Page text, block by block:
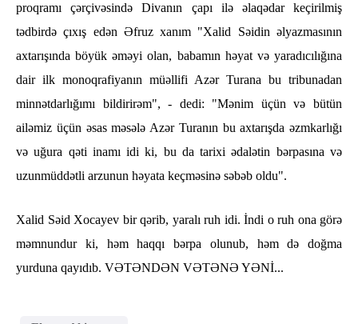
proqramı çərçivəsində Divanın çapı ilə əlaqədar keçirilmiş
tədbirdə çıxış edən Əfruz xanım "Xalid Səidin əlyazmasının
axtarışında böyük əməyi olan, babamın həyat və yaradıcılığına
dair ilk monoqrafiyanın müəllifi Azər Turana bu tribunadan
minnətdarlığımı bildirirəm", - dedi: "Mənim üçün və bütün
ailəmiz üçün əsas məsələ Azər Turanın bu axtarışda əzmkarlığı
və uğura qəti inamı idi ki, bu da tarixi ədalətin bərpasına və
uzunmüddətli arzunun həyata keçməsinə səbəb oldu".
Xalid Səid Xocayev bir qərib, yaralı ruh idi. İndi o ruh ona görə
məmnundur ki, həm haqqı bərpa olunub, həm də doğma
yurduna qayıdıb. VƏTƏNDƏN VƏTƏNƏ YƏNİ...